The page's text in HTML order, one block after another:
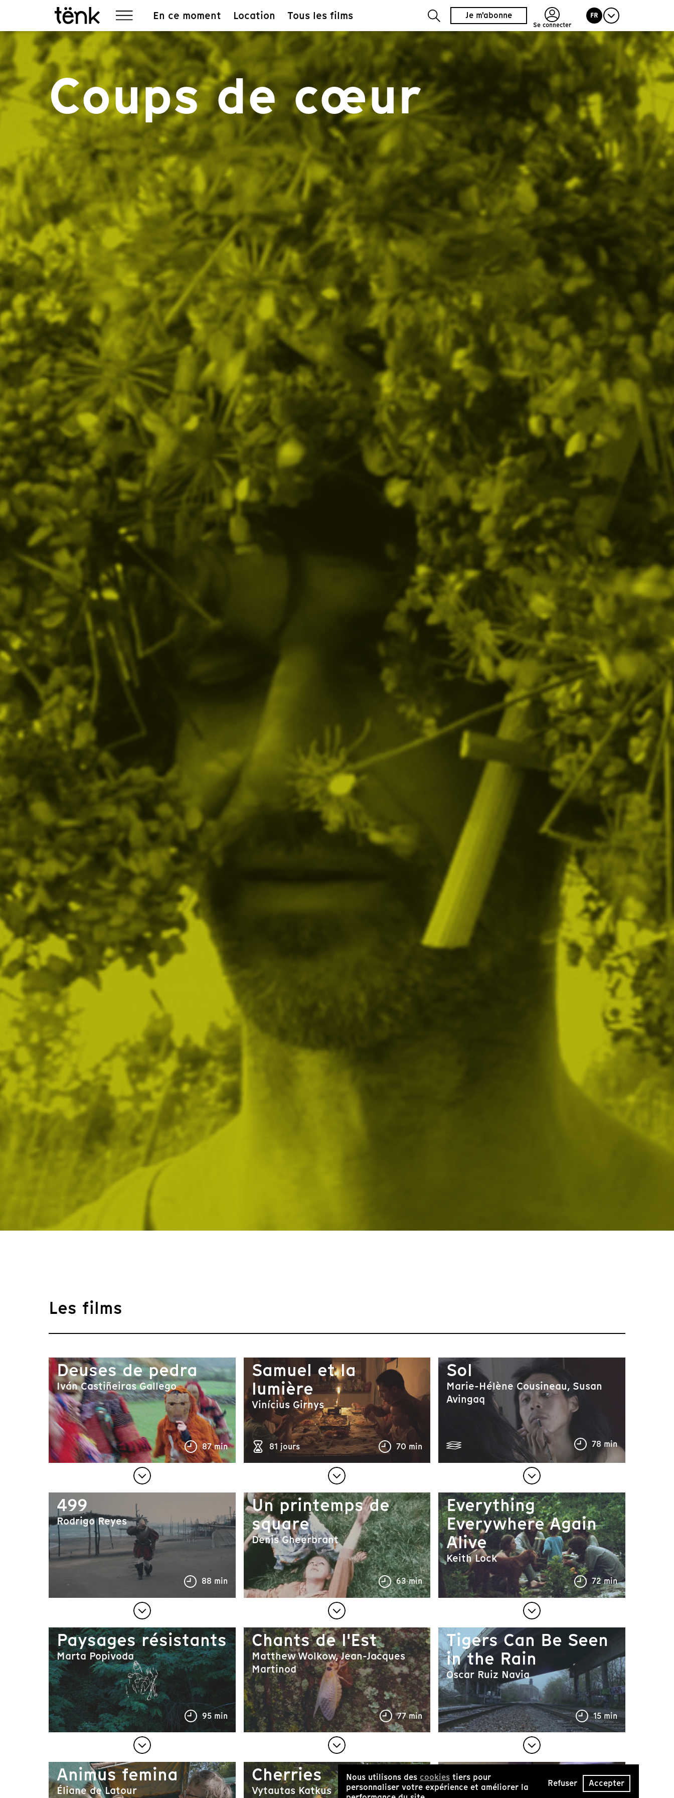
En ce moment Location Tous les films Je m'abonne
Se connecter
FR
Coups de cœur
Les films
Deuses de pedra
Iván Castiñeiras Gallego
87 min
Samuel et la
lumière
Vinícius Girnys
81 jours 70 min
Sol
Marie-Hélène Cousineau, Susan
Avingaq
78 min
499
Rodrigo Reyes
88 min
Un printemps de
square
Denis Gheerbrant
63 min
Everything
Everywhere Again
Alive
Keith Lock
72 min
Paysages résistants
Marta Popivoda
95 min
Chants de l'Est
Matthew Wolkow, Jean-Jacques
Martinod
77 min
Tigers Can Be Seen
in the Rain
Oscar Ruiz Navia
15 min
Animus femina
Éliane de Latour
Cherries
Vytautas Katkus
Lloyd Wong,
Nous utilisons des cookies tiers pour
personnaliser votre expérience et améliorer la
Refuser Accepter